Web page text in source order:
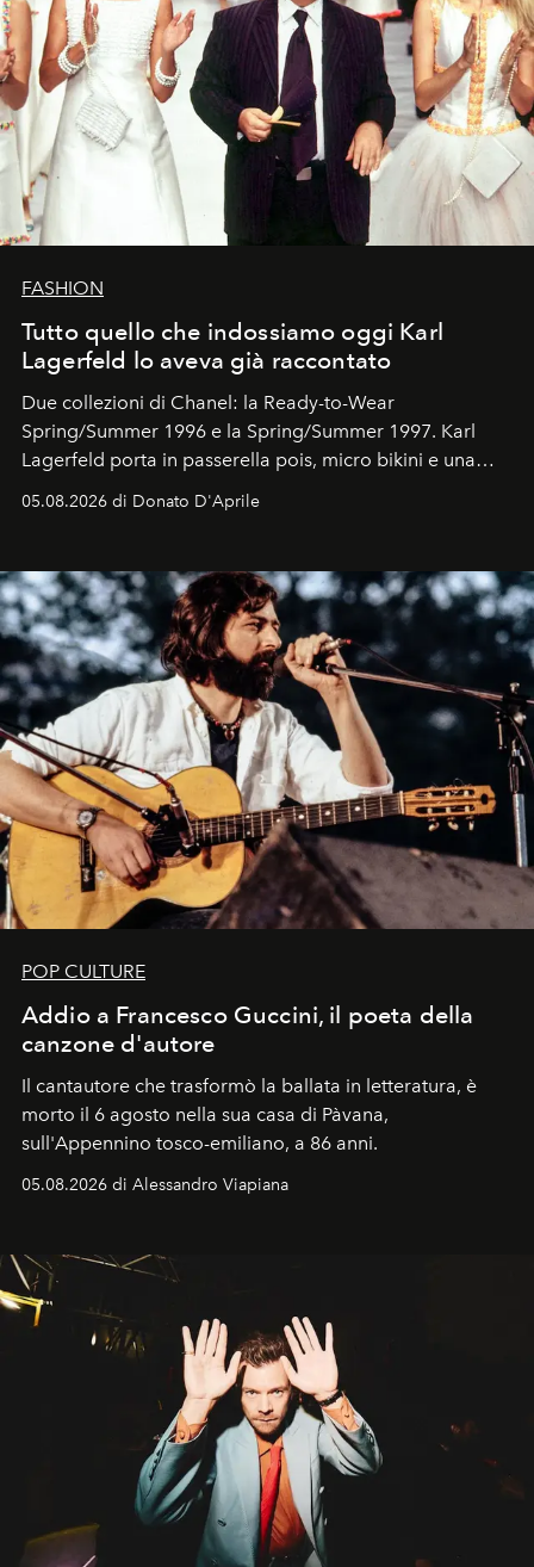
FASHION
Tutto quello che indossiamo oggi Karl
Lagerfeld lo aveva già raccontato
Due collezioni di Chanel: la Ready-to-Wear
Spring/Summer 1996 e la Spring/Summer 1997. Karl
Lagerfeld porta in passerella pois, micro bikini e una
Kate, Claudia e Carla una dietro l'altra. Trent'anni dopo,
uno dei documenti più contemporanei che abbiamo.
05.08.2026 di Donato D'Aprile
POP CULTURE
Addio a Francesco Guccini, il poeta della
canzone d'autore
Il cantautore che trasformò la ballata in letteratura, è
morto il 6 agosto nella sua casa di Pàvana,
sull'Appennino tosco-emiliano, a 86 anni.
05.08.2026 di Alessandro Viapiana